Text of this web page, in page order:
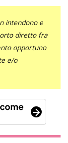
intendono e
diretto fra
opportuno
e/o